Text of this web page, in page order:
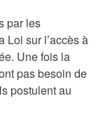
par les
Loi sur l’accès à
Une fois la
pas besoin de
postulent au